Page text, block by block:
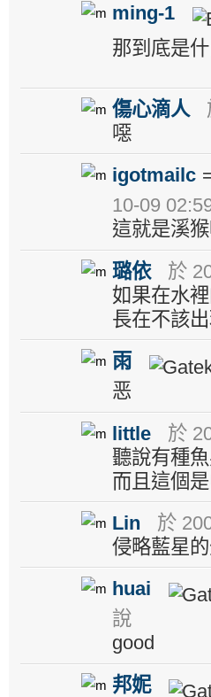
ming-1
那到底是
傷心滴人
噁
igotmailc
10-09
這就是溪
璐依
於
如果在水
長在不該
雨
恶
little
於
聽說有種
而且這個
Lin
於
侵略藍星
huai
說
good
邦妮